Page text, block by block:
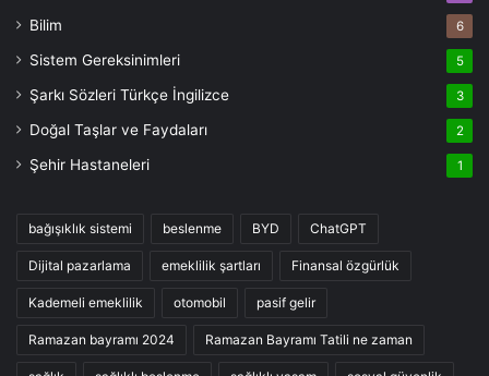
Bilim 6
Sistem Gereksinimleri 5
Şarkı Sözleri Türkçe İngilizce 3
Doğal Taşlar ve Faydaları 2
Şehir Hastaneleri 1
bağışıklık sistemi beslenme BYD ChatGPT
Dijital pazarlama emeklilik şartları Finansal özgürlük
Kademeli emeklilik otomobil pasif gelir
Ramazan bayramı 2024 Ramazan Bayramı Tatili ne zaman